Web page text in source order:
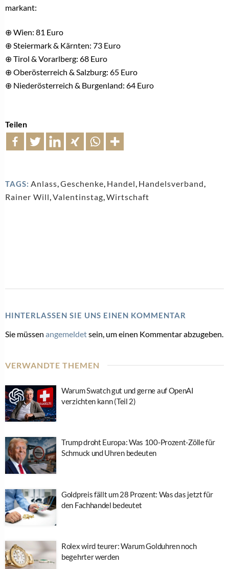
markant:
⊕ Wien: 81 Euro
⊕ Steiermark & Kärnten: 73 Euro
⊕ Tirol & Vorarlberg: 68 Euro
⊕ Oberösterreich & Salzburg: 65 Euro
⊕ Niederösterreich & Burgenland: 64 Euro
Teilen
TAGS: Anlass,Geschenke, Handel, Handelsverband,
Rainer Will,Valentinstag,Wirtschaft
HINTERLASSEN SIE UNS EINEN KOMMENTAR
Sie müssen angemeldetsein, um einen Kommentar abzugeben.
VERWANDTE THEMEN
Warum Swatch gut und gerne auf OpenAI
verzichten kann (Teil 2)
Trump droht Europa: Was 100-Prozent-Zölle für
Schmuck und Uhren bedeuten
Goldpreis fällt um 28 Prozent: Was das jetzt für
den Fachhandel bedeutet
Rolex wird teurer: Warum Golduhren noch
begehrter werden